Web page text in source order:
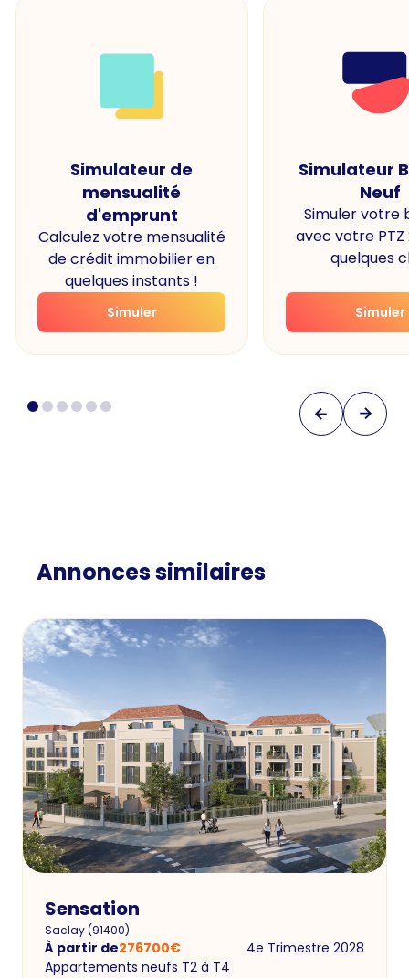
Simulateur de
mensualité
d'emprunt
Calculez votre mensualité
de crédit immobilier en
quelques instants !
Simuler
Simulateur
Neuf
Simuler votre
avec votre PTZ
quelques
Simuler
Annonces similaires
Sensation
Saclay(91400)
À partir de276700€
4e Trimestre 2028
Appartements neufs T2 à T4